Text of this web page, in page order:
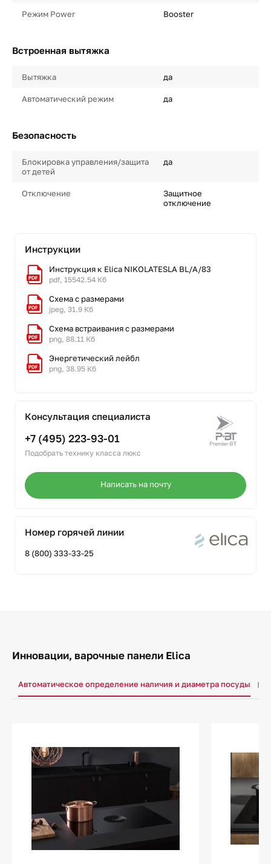
Режим Power Booster
Встроенная вытяжка
Вытяжка да
Автоматический режим да
Безопасность
Блокировка управления/защита
от детей
да
Отключение
Защитное
отключение
Инструкции
Инструкция к Elica NIKOLATESLA BL/A/83
pdf, 15542.54 Кб
Схема с размерами
jpeg, 31.9 Кб
Схема встраивания с размерами
png, 88.11 Кб
Энергетический лейбл
png, 38.95 Кб
Консультация специалиста
+7 (495) 223-93-01
Подобрать технику класса люкс
Написать на почту
Номер горячей линии
8 (800) 333-33-25
Инновации, варочные панели Elica
Автоматическое определение наличия и диаметра посуды